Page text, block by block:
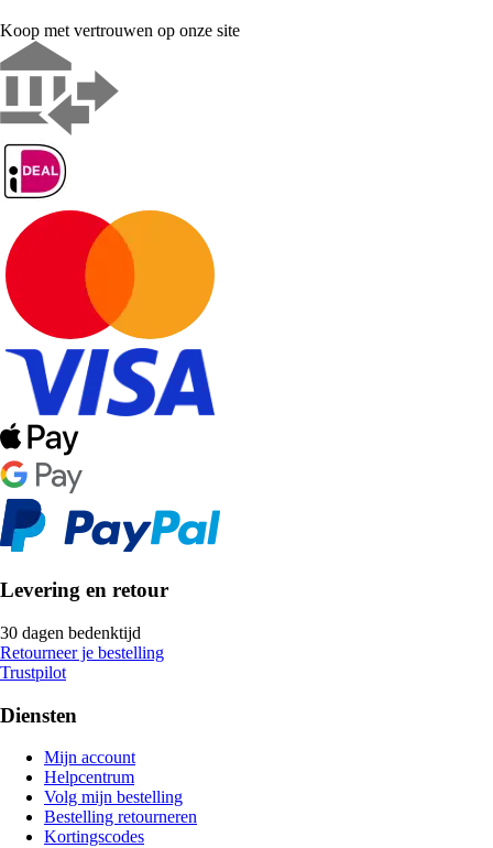
Koop met vertrouwen op onze site
Levering en retour
30 dagen bedenktijd
Retourneer je bestelling
Trustpilot
Diensten
Mijn account
Helpcentrum
Volg mijn bestelling
Bestelling retourneren
Kortingscodes